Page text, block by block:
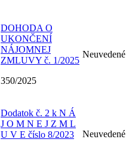
DOHODA O
UKONČENÍ
NÁJOMNEJ
ZMLUVY č. 1/2025
350/2025
Neuvedené
Dodatok č. 2 k N Á
J O M N E J Z M L
U V E číslo 8/2023
Neuvedené